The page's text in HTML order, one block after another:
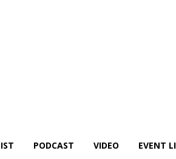
PODCAST VIDEO EVENT